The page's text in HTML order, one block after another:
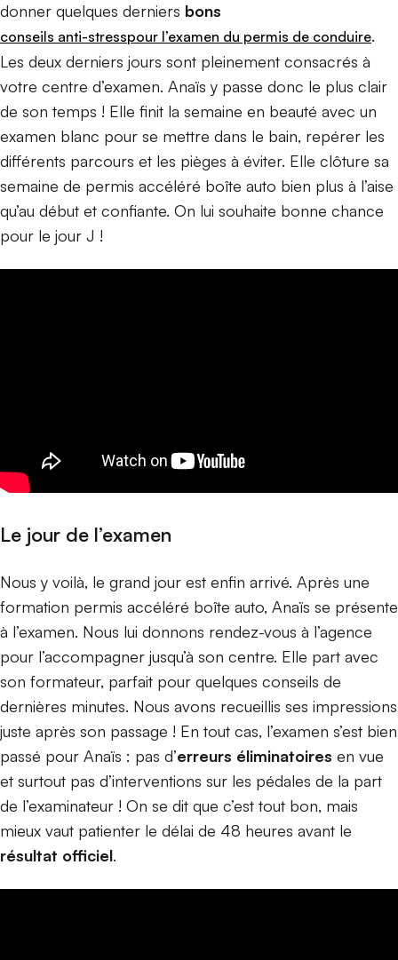
donner quelques derniers bons
conseils anti-stresspour l’examen du permis de conduire.
Les deux derniers jours sont pleinement consacrés à
votre centre d’examen. Anaïs y passe donc le plus clair
de son temps ! Elle finit la semaine en beauté avec un
examen blanc pour se mettre dans le bain, repérer les
différents parcours et les pièges à éviter. Elle clôture sa
semaine de permis accéléré boîte auto bien plus à l’aise
qu’au début et confiante. On lui souhaite bonne chance
pour le jour J !
Le jour de l’examen
Nous y voilà, le grand jour est enfin arrivé. Après une
formation permis accéléré boîte auto, Anaïs se présente
à l’examen. Nous lui donnons rendez-vous à l’agence
pour l’accompagner jusqu’à son centre. Elle part avec
son formateur, parfait pour quelques conseils de
dernières minutes. Nous avons recueillis ses impressions
juste après son passage ! En tout cas, l’examen s’est bien
passé pour Anaïs : pas d’erreurs éliminatoires en vue
et surtout pas d’interventions sur les pédales de la part
de l’examinateur ! On se dit que c’est tout bon, mais
mieux vaut patienter le délai de 48 heures avant le
résultat officiel.